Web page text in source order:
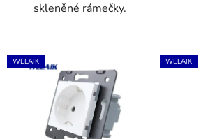
skleněné rámečky.
WELAIK WELAIK